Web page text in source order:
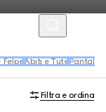
Abiti e Tute
Filtra e ordina